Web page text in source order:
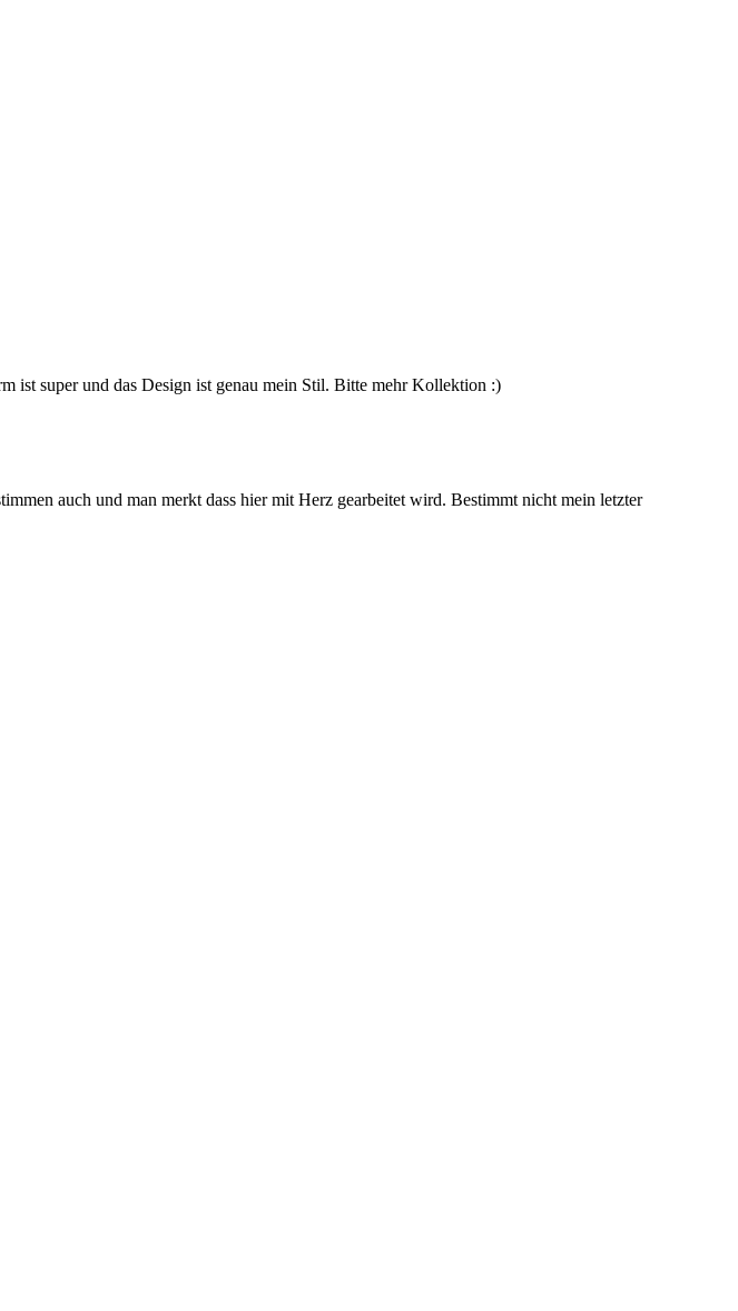
ist super und das Design ist genau mein Stil. Bitte mehr Kollektion :)
auch und man merkt dass hier mit Herz gearbeitet wird. Bestimmt nicht mein letzter